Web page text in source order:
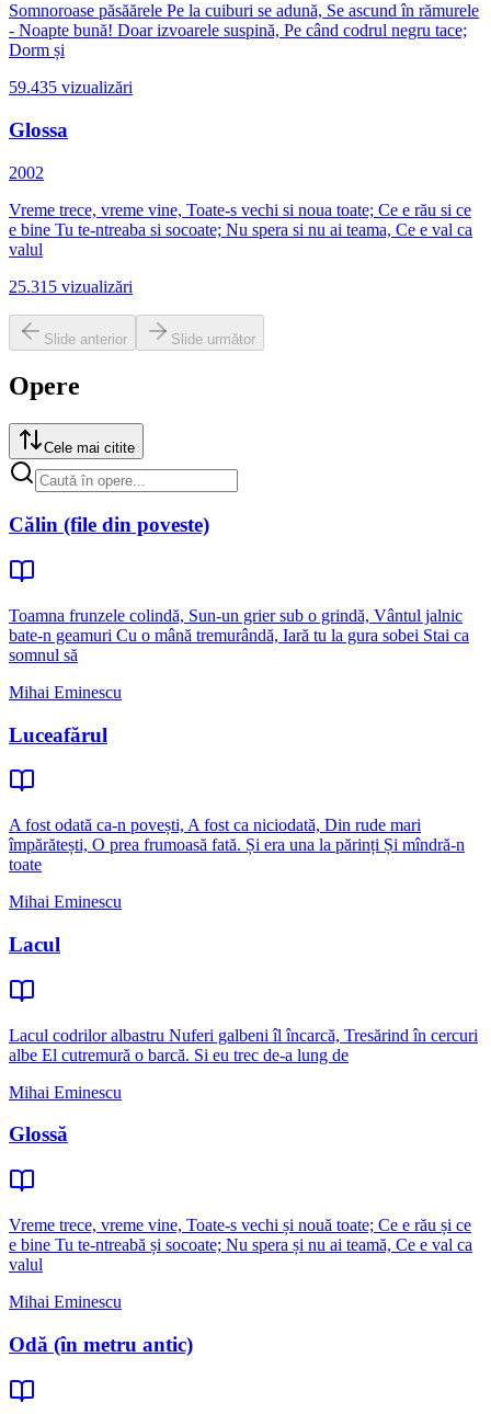
Somnoroase păsăărele Pe la cuiburi se adună, Se ascund în rămurele
- Noapte bună! Doar izvoarele suspină, Pe când codrul negru tace;
Dorm și
59.435 vizualizări
Glossa
2002
Vreme trece, vreme vine, Toate-s vechi si noua toate; Ce e rău si ce
e bine Tu te-ntreaba si socoate; Nu spera si nu ai teama, Ce e val ca
valul
25.315 vizualizări
Slide anterior Slide următor
Opere
Cele mai citite
Călin (file din poveste)
Toamna frunzele colindă, Sun-un grier sub o grindă, Vântul jalnic
bate-n geamuri Cu o mână tremurândă, Iară tu la gura sobei Stai ca
somnul să
Mihai Eminescu
Luceafărul
A fost odată ca-n povești, A fost ca niciodată, Din rude mari
împărătești, O prea frumoasă fată. Și era una la părinți Și mîndră-n
toate
Mihai Eminescu
Lacul
Lacul codrilor albastru Nuferi galbeni îl încarcă, Tresărind în cercuri
albe El cutremură o barcă. Si eu trec de-a lung de
Mihai Eminescu
Glossă
Vreme trece, vreme vine, Toate-s vechi și nouă toate; Ce e rău și ce
e bine Tu te-ntreabă și socoate; Nu spera și nu ai teamă, Ce e val ca
valul
Mihai Eminescu
Odă (în metru antic)